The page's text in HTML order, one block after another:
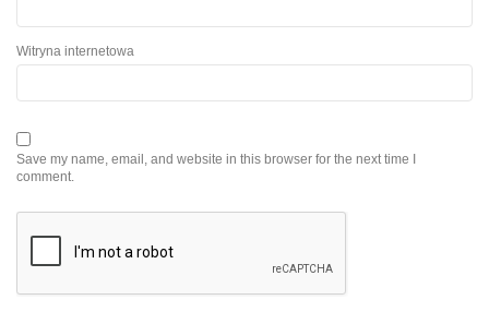
Witryna internetowa
Save my name, email, and website in this browser for the next time I
comment.